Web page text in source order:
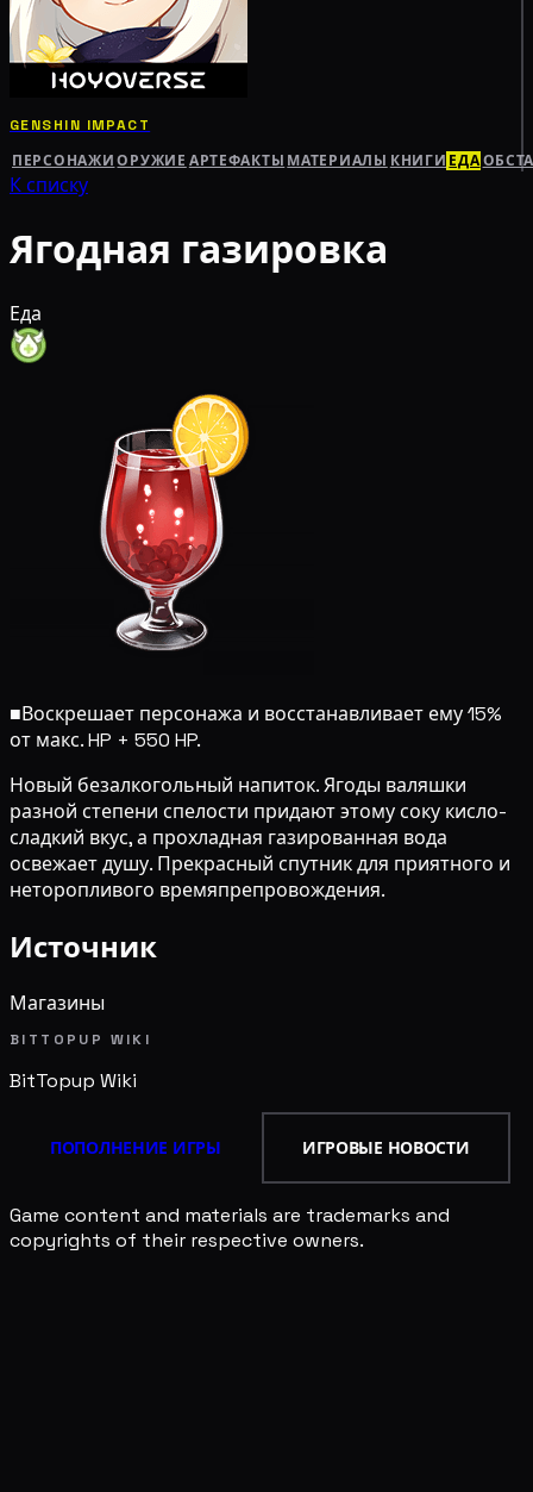
GENSHIN IMPACT
ПЕРСОНАЖИ ОРУЖИЕ АРТЕФАКТЫ МАТЕРИАЛЫ КНИГИ ЕДА
К списку
Ягодная газировка
Еда
■Воскрешает персонажа и восстанавливает ему 15%
от макс. HP + 550 HP.
Новый безалкогольный напиток. Ягоды валяшки
разной степени спелости придают этому соку кисло-
сладкий вкус, а прохладная газированная вода
освежает душу. Прекрасный спутник для приятного и
неторопливого времяпрепровождения.
Источник
Магазины
BITTOPUP WIKI
BitTopup Wiki
ПОПОЛНЕНИЕ ИГРЫ ИГРОВЫЕ НОВОСТИ
Game content and materials are trademarks and
copyrights of their respective owners.